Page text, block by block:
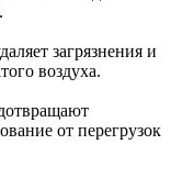
загрязнения и
воздуха.
от перегрузок